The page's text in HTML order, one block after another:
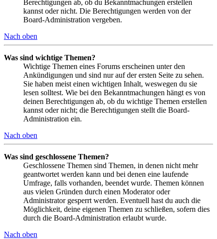
Berechtigungen ab, ob du Bekanntmachungen erstellen
kannst oder nicht. Die Berechtigungen werden von der
Board-Administration vergeben.
Nach oben
Was sind wichtige Themen?
Wichtige Themen eines Forums erscheinen unter den
Ankündigungen und sind nur auf der ersten Seite zu sehen.
Sie haben meist einen wichtigen Inhalt, weswegen du sie
lesen solltest. Wie bei den Bekanntmachungen hängt es von
deinen Berechtigungen ab, ob du wichtige Themen erstellen
kannst oder nicht; die Berechtigungen stellt die Board-
Administration ein.
Nach oben
Was sind geschlossene Themen?
Geschlossene Themen sind Themen, in denen nicht mehr
geantwortet werden kann und bei denen eine laufende
Umfrage, falls vorhanden, beendet wurde. Themen können
aus vielen Gründen durch einen Moderator oder
Administrator gesperrt werden. Eventuell hast du auch die
Möglichkeit, deine eigenen Themen zu schließen, sofern dies
durch die Board-Administration erlaubt wurde.
Nach oben